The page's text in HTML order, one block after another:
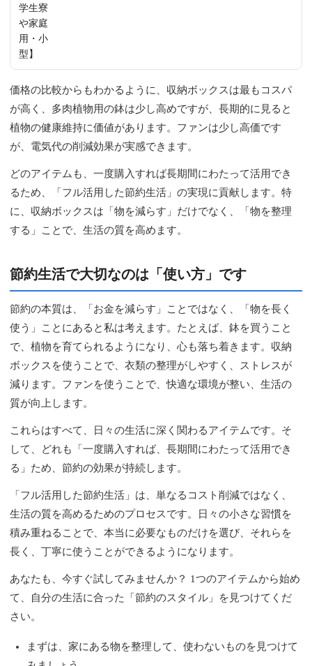
学生寮
や家庭
用・小
型】
価格の比較からもわかるように、収納ボックスは最もコスパ
が高く、多肉植物用の鉢は少し高めですが、長期的に見ると
植物の健康維持に価値があります。ファンは少し高価です
が、電気代の削減効果が実感できます。
どのアイテムも、一度購入すれば長期間にわたって活用でき
るため、「フル活用した節約生活」の実現に貢献します。特
に、収納ボックスは「物を減らす」だけでなく、「物を整理
する」ことで、生活の質を高めます。
節約生活で大切なのは「使い方」です
節約の本質は、「お金を減らす」ことではなく、「物を長く
使う」ことにあると私は考えます。たとえば、鉢を買うこと
で、植物を育てられるようになり、心も落ち着きます。収納
ボックスを使うことで、衣類の整理がしやすく、ストレスが
減ります。ファンを使うことで、快適な環境が整い、生活の
質が向上します。
これらはすべて、日々の生活に深く関わるアイテムです。そ
して、どれも「一度購入すれば、長期間にわたって活用でき
る」ため、節約の効果が持続します。
「フル活用した節約生活」は、単なるコスト削減ではなく、
生活の質を高めるためのプロセスです。日々の小さな習慣を
積み重ねることで、本当に必要なものだけを選び、それらを
長く、丁寧に使うことができるようになります。
あなたも、今すぐ試してみませんか？ 1つのアイテムから始め
て、自分の生活に合った「節約のスタイル」を見つけてくだ
さい。
まずは、家にある物を整理して、使わないものを見つけて